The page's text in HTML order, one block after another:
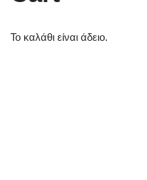
Το καλάθι είναι άδειο.